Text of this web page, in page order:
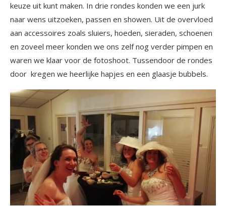
keuze uit kunt maken. In drie rondes konden we een jurk
naar wens uitzoeken, passen en showen. Uit de overvloed
aan accessoires zoals sluiers, hoeden, sieraden, schoenen
en zoveel meer konden we ons zelf nog verder pimpen en
waren we klaar voor de fotoshoot. Tussendoor de rondes
door kregen we heerlijke hapjes en een glaasje bubbels.